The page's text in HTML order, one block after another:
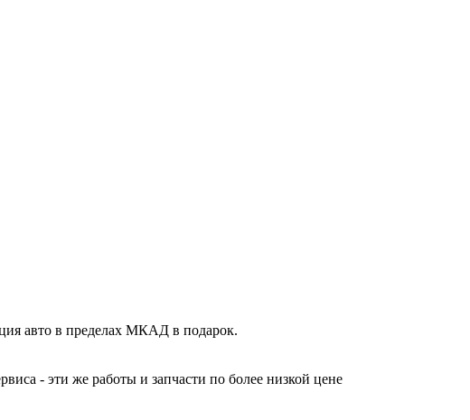
авто в пределах МКАД в подарок.
- эти же работы и запчасти по более низкой цене